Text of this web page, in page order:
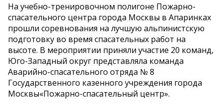
На учебно-тренировочном полигоне Пожарно-
спасательного центра города Москвы в Апаринках
прошли соревнования на лучшую альпинистскую
подготовку во время спасательных работ на
высоте. В мероприятии приняли участие 20 команд,
Юго-Западный округ представляла команда
Аварийно-спасательного отряда № 8
Государственного казенного учреждения города
Москвы«Пожарно-спасательный центр».